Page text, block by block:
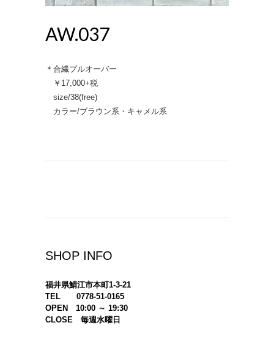
AW.037
＊合繊プルオーバー
￥17,000+税
size/38(free)
カラー/ブラウン系・キャメル系
SHOP INFO
福井県鯖江市本町1-3-21
TEL 0778-51-0165
OPEN 10:00 ～ 19:30
CLOSE 毎週水曜日